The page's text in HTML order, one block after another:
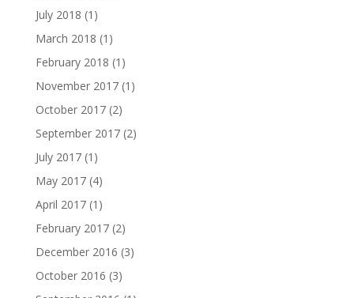
July 2018 (1)
March 2018 (1)
February 2018 (1)
November 2017(1)
October 2017(2)
September 2017(2)
July 2017(1)
May 2017(4)
April 2017(1)
February 2017(2)
December 2016 (3)
October 2016 (3)